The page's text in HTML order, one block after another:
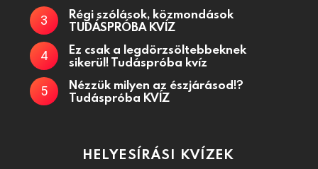
Régi szólások, közmondások
TUDÁSPRÓBA KVÍZ
Ez csak a legdörzsöltebbeknek
sikerül! Tudáspróba kvíz
Nézzük milyen az észjárásod!?
Tudáspróba KVÍZ
HELYESÍRÁSI KVÍZEK